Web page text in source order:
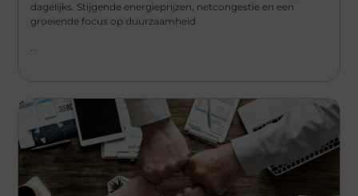
dagelijks. Stijgende energieprijzen, netcongestie en een
groeiende focus op duurzaamheid